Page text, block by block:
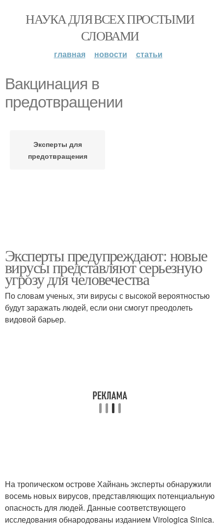
НАУКА ДЛЯ ВСЕХ ПРОСТЫМИ
СЛОВАМИ
главная новости статьи
Вакцинация в
предотвращении
Эксперты для
предотвращения
Эксперты предупреждают: новые
вирусы представляют серьезную
угрозу для человечества
По словам ученых, эти вирусы с высокой вероятностью
будут заражать людей, если они смогут преодолеть
видовой барьер.
На тропическом острове Хайнань эксперты обнаружили
восемь новых вирусов, представляющих потенциальную
опасность для людей. Данные соответствующего
исследования обнародованы изданием Virologica Sinica.